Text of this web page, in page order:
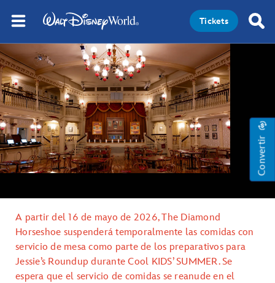
Tickets
Convertir
A partir del 16 de mayo de 2026, The Diamond
Horseshoe suspenderá temporalmente las comidas con
servicio de mesa como parte de los preparativos para
Jessie’s Roundup durante Cool KIDS’ SUMMER. Se
espera que el servicio de comidas se reanude en el